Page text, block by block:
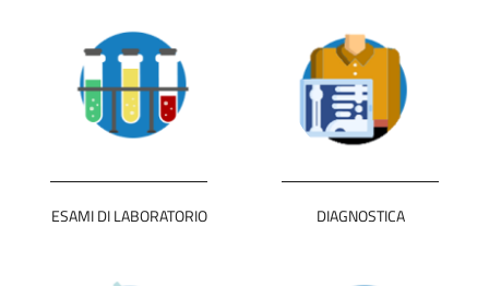
ESAMI DI LABORATORIO DIAGNOSTICA